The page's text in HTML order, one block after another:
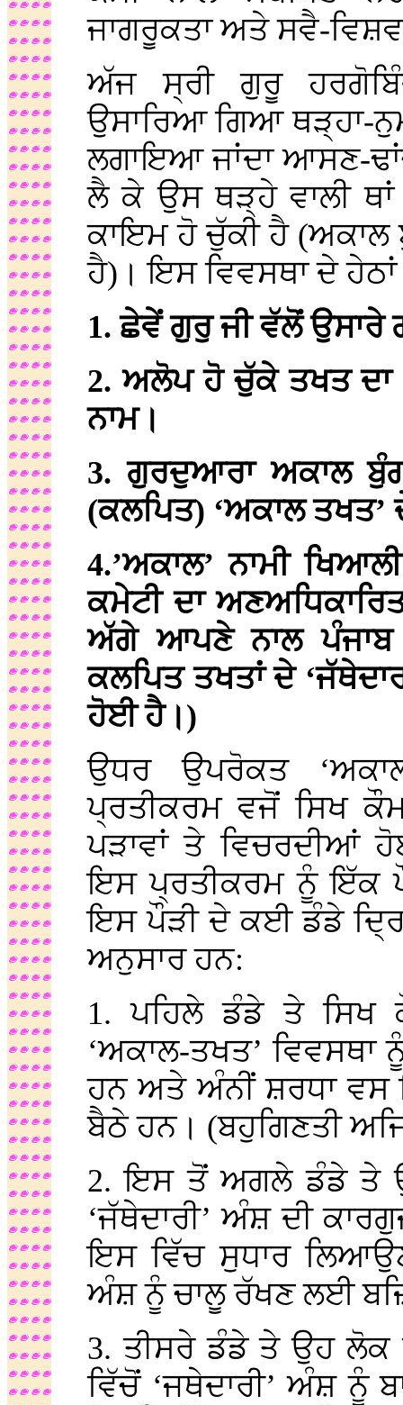
ਜਾਗਰੂਕਤਾ ਅਤੇ ਸਵੈ-
ਅੱਜ ਸ੍ਰੀ ਗੁਰੂ
ਉਸਾਰਿਆ ਗਿਆ ਥੜ੍ਹਾ-
ਲਗਾਇਆ ਜਾਂਦਾ ਆਸਣ-
ਲੈ ਕੇ ਉਸ ਥੜ੍ਹੇ ਵਾਲੀ
ਕਾਇਮ ਹੋ ਚੁੱਕੀ ਹੈ (ਅਕਾਲ
ਹੈ)। ਇਸ ਵਿਵਸਥਾ ਦੇ
1. ਛੇਵੇਂ ਗੁਰੁ ਜੀ ਵੱਲੋਂ
2. ਅਲੋਪ ਹੋ ਚੁੱਕੇ ਤਖਤ ਦਾ
ਨਾਮ।
3. ਗੁਰਦੁਆਰਾ ਅਕਾਲ
(ਕਲਪਿਤ) ‘ਅਕਾਲ ਤਖਤ’
4.’ਅਕਾਲ’ ਨਾਮੀ
ਕਮੇਟੀ ਦਾ
ਅੱਗੇ ਆਪਣੇ ਨਾਲ
ਕਲਪਿਤ ਤਖਤਾਂ ਦੇ
ਹੋਈ ਹੈ।)
ਉਧਰ ਉਪਰੋਕਤ
ਪ੍ਰਤੀਕਰਮ ਵਜੋਂ ਸਿਖ
ਪੜਾਵਾਂ ਤੇ ਵਿਚਰਦੀਆਂ
ਇਸ ਪ੍ਰਤੀਕਰਮ ਨੂੰ ਇੱਕ
ਇਸ ਪੌੜੀ ਦੇ ਕਈ ਡੰਡੇ
ਅਨੁਸਾਰ ਹਨ:
1. ਪਹਿਲੇ ਡੰਡੇ ਤੇ
‘ਅਕਾਲ-ਤਖਤ’
ਹਨ ਅਤੇ ਅੰਨੀਂ ਸ਼ਰਧਾ ਵਸ
ਬੈਠੇ ਹਨ। (ਬਹੁਗਿਣਤੀ
2. ਇਸ ਤੋਂ ਅਗਲੇ ਡੰਡੇ ਤੇ
‘ਜੱਥੇਦਾਰੀ’ ਅੰਸ਼ ਦੀ
ਇਸ ਵਿੱਚ ਸੁਧਾਰ
ਅੰਸ਼ ਨੂੰ ਚਾਲੂ ਰੱਖਣ ਲਈ
3. ਤੀਸਰੇ ਡੰਡੇ ਤੇ ਉਹ ਲੋਕ
ਵਿੱਚੋਂ ‘ਜਥੇਦਾਰੀ’ ਅੰਸ਼ ਨੂੰ